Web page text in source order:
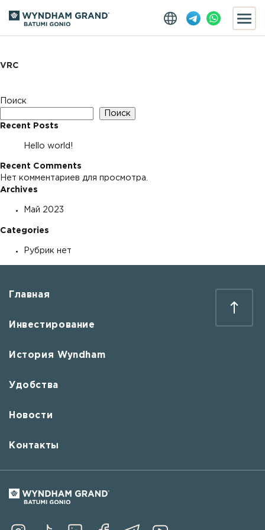
VRC
Поиск
Поиск
Recent Posts
Hello world!
Recent Comments
Нет комментариев для просмотра.
Archives
Май 2023
Categories
Рубрик нет
Главная
Инвестирование
История Wyndham
Удобства
Новости
Контакты